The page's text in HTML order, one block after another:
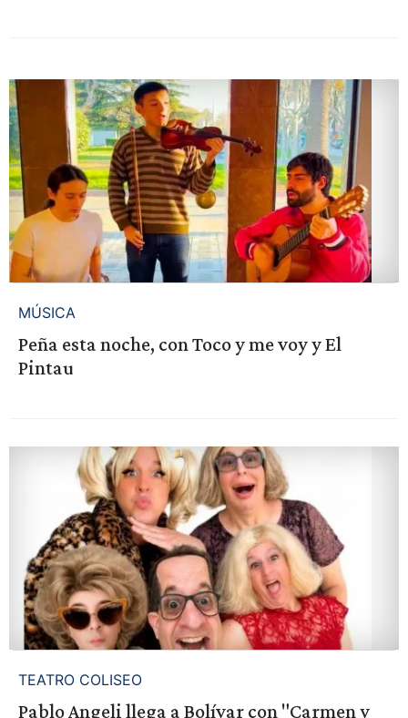
MÚSICA
Peña esta noche, con Toco y me voy y El
Pintau
TEATRO COLISEO
Pablo Angeli llega a Bolívar con "Carmen y